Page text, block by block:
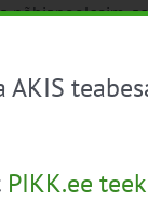
õitest
oli esialgu
käis valikust
langes seega
AKIS
PIKK.ee